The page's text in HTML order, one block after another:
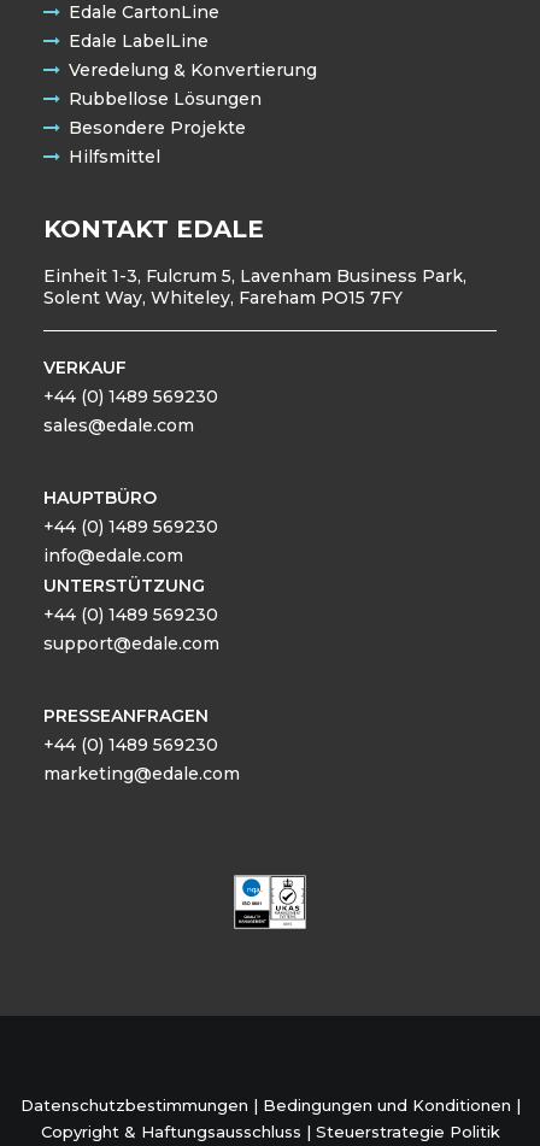
Edale CartonLine
Edale LabelLine
Veredelung & Konvertierung
Rubbellose Lösungen
Besondere Projekte
Hilfsmittel
KONTAKT EDALE
Einheit 1-3, Fulcrum 5, Lavenham Business Park,
Solent Way, Whiteley, Fareham PO15 7FY
VERKAUF
+44 (0) 1489 569230
sales@edale.com
HAUPTBÜRO
+44 (0) 1489 569230
info@edale.com
UNTERSTÜTZUNG
+44 (0) 1489 569230
support@edale.com
PRESSEANFRAGEN
+44 (0) 1489 569230
marketing@edale.com
Datenschutzbestimmungen | Bedingungen und Konditionen |
Copyright & Haftungsausschluss | Steuerstrategie Politik